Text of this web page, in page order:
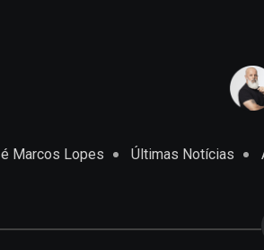
Marcos Lopes Últimas Notícias